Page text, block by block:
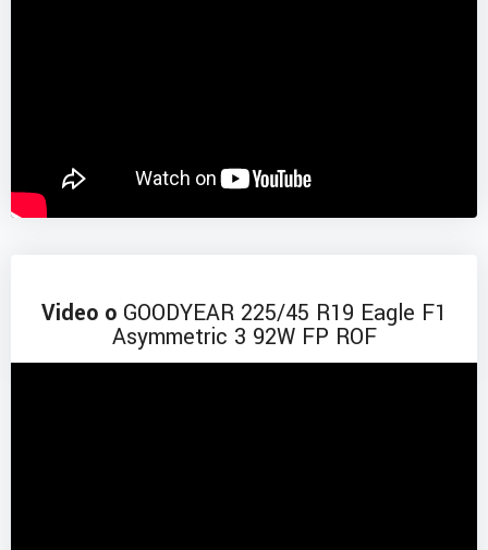
Video o GOODYEAR 225/45 R19 Eagle F1
Asymmetric 3 92W FP ROF